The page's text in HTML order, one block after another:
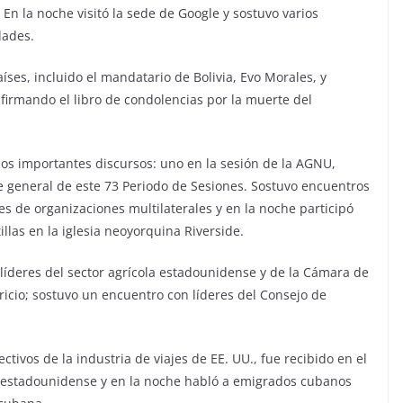
la noche visitó la sede de Google y sostuvo varios
incluido el mandatario de Bolivia, Evo Morales, y
el libro de condolencias por la muerte del
importantes discursos: uno en la sesión de la AGNU,
de este 73 Periodo de Sesiones. Sostuvo encuentros
de organizaciones multilaterales y en la noche participó
en la iglesia neoyorquina Riverside.
del sector agrícola estadounidense y de la Cámara de
sostuvo un encuentro con líderes del Consejo de
de la industria de viajes de EE. UU., fue recibido en el
y en la noche habló a emigrados cubanos